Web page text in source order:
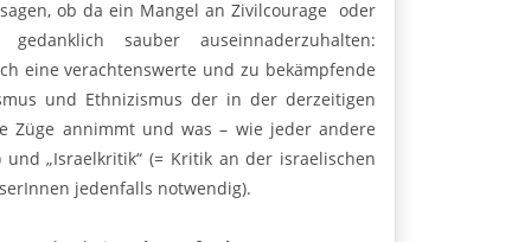
ob da ein Mangel an Zivilcourage oder
sauber auseinnaderzuhalten:
eine verachtenswerte und zu bekämpfende
und Ethnizismus der in der derzeitigen
Züge annimmt und was – wie jeder andere
„Israelkritik“ (= Kritik an der israelischen
jedenfalls notwendig).